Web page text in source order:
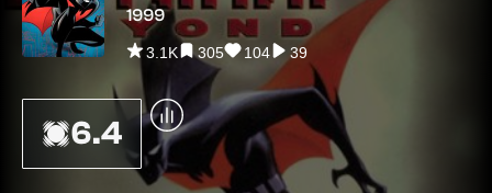
1999
3.1K 305 104 39
6.4